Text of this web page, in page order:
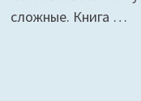
сложные. Книга …